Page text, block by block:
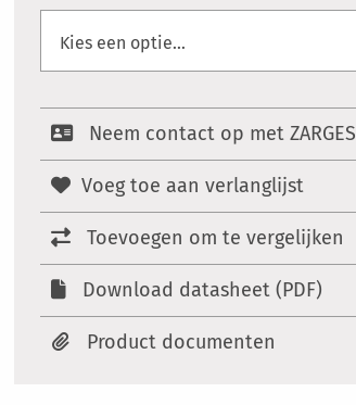
Neem contact op met ZARGES
Voeg toe aan verlanglijst
Toevoegen om te vergelijken
Download datasheet (PDF)
Product documenten